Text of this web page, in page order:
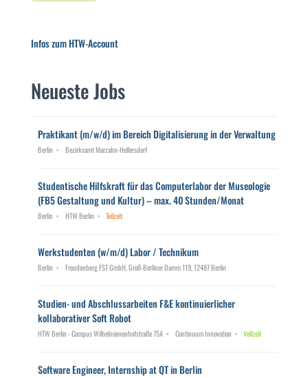
Infos zum HTW-Account
Neueste Jobs
Praktikant (m/w/d) im Bereich Digitalisierung in der Verwaltung
Berlin Bezirksamt Marzahn-Hellersdorf
Studentische Hilfskraft für das Computerlabor der Museologie
(FB5 Gestaltung und Kultur) – max. 40 Stunden/Monat
Berlin HTW Berlin Teilzeit
Werkstudenten (w/m/d) Labor / Technikum
Berlin Freudenberg FST GmbH, Groß-Berliner Damm 119, 12487 Berlin
Studien- und Abschlussarbeiten F&E kontinuierlicher
kollaborativer Soft Robot
HTW Berlin - Campus Wilhelmienenhofstraße 75A Continuum Innovation Vollzeit
Software Engineer, Internship at QT in Berlin